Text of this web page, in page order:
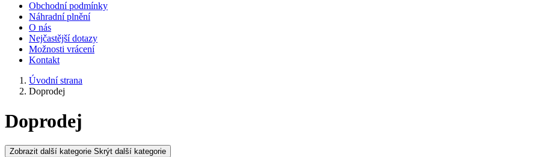
Obchodní podmínky
Náhradní plnění
O nás
Nejčastější dotazy
Možnosti vrácení
Kontakt
Úvodní strana
Doprodej
Doprodej
Zobrazit další kategorie Skrýt další kategorie